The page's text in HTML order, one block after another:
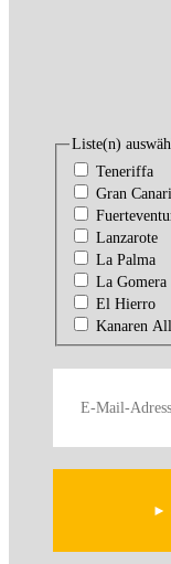
Liste(n)
Teneriffa
Gran
Lanzarote
La Palma
La Gomera
El Hierro
Kanaren